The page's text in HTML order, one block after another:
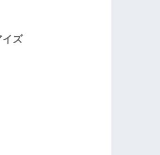
イズ